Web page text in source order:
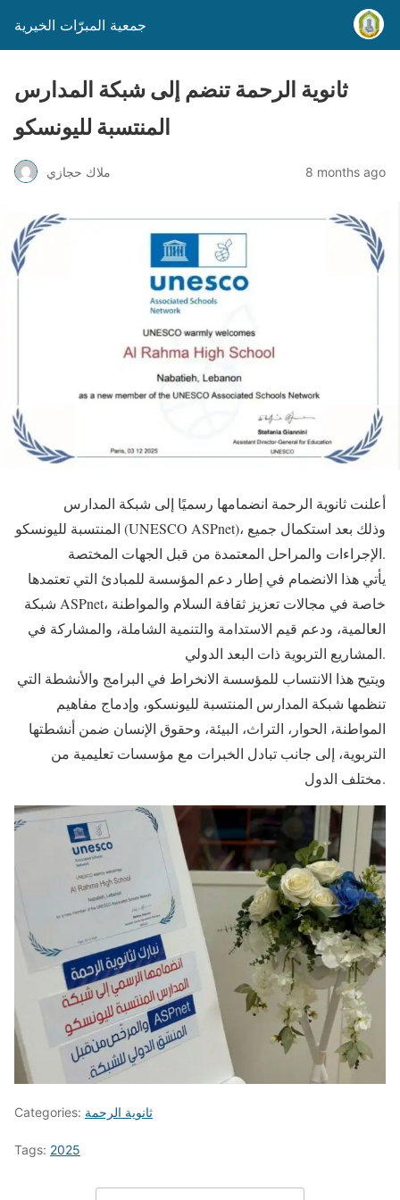
جمعية المبرّات الخيرية
ثانوية الرحمة تنضم إلى شبكة المدارس
المنتسبة لليونسكو
ملاك حجازي 8 months ago
أعلنت ثانوية الرحمة انضمامها رسميًا إلى شبكة المدارس
المنتسبة لليونسكو (UNESCO ASPnet)، وذلك بعد استكمال جميع
الإجراءات والمراحل المعتمدة من قبل الجهات المختصة.
يأتي هذا الانضمام في إطار دعم المؤسسة للمبادئ التي تعتمدها
شبكة ASPnet، خاصة في مجالات تعزيز ثقافة السلام والمواطنة
العالمية، ودعم قيم الاستدامة والتنمية الشاملة، والمشاركة في
المشاريع التربوية ذات البعد الدولي.
ويتيح هذا الانتساب للمؤسسة الانخراط في البرامج والأنشطة التي
تنظمها شبكة المدارس المنتسبة لليونسكو، وإدماج مفاهيم
المواطنة، الحوار، التراث، البيئة، وحقوق الإنسان ضمن أنشطتها
التربوية، إلى جانب تبادل الخبرات مع مؤسسات تعليمية من
مختلف الدول.
Categories: ثانوية الرحمة
Tags: 2025